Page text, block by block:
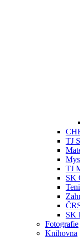
TJ
TJ
SK
SK
Fotografie
Knihovna